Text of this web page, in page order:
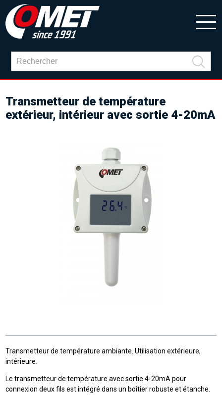
Transmetteur de température
extérieur, intérieur avec sortie 4-20mA
Transmetteur de température ambiante. Utilisation extérieure,
intérieure.
Le transmetteur de température avec sortie 4-20mA pour
connexion deux fils est intégré dans un boîtier robuste et étanche.